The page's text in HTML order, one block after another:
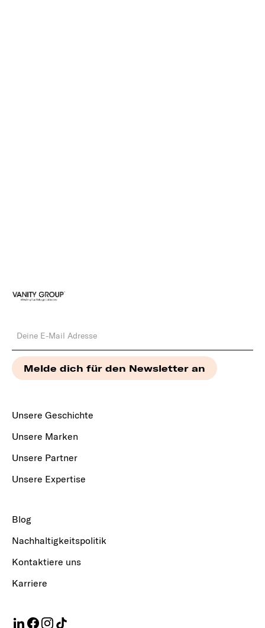
Unsere Geschichte
Unsere Marken
Unsere Partner
Unsere Expertise
Blog
Nachhaltigkeitspolitik
Kontaktiere uns
Karriere